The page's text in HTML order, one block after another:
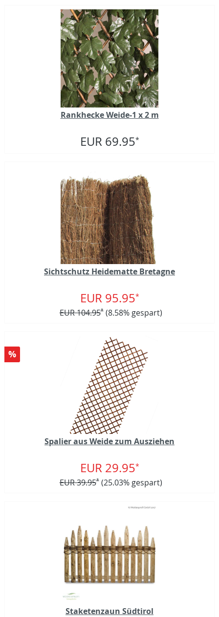
Rankhecke Weide-1 x 2 m
EUR 69.95*
Sichtschutz Heidematte Bretagne
EUR 95.95*
EUR 104.95* (8.58% gespart)
%
Spalier aus Weide zum Ausziehen
EUR 29.95*
EUR 39.95* (25.03% gespart)
Staketenzaun Südtirol